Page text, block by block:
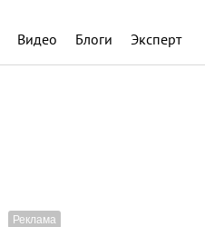
Видео Блоги Эксперт